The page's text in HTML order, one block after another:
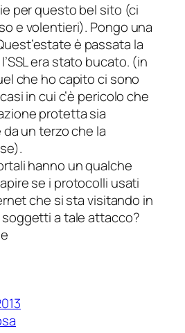
per questo bel sito (ci
e volentieri). Pongo una
è passata la
era stato bucato. (in
che ho capito ci sono
in cui c’è pericolo che
protetta sia
un terzo che la
hanno un qualche
se i protocolli usati
che si sta visitando in
a tale attacco?